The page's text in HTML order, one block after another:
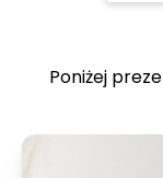
Poniżej